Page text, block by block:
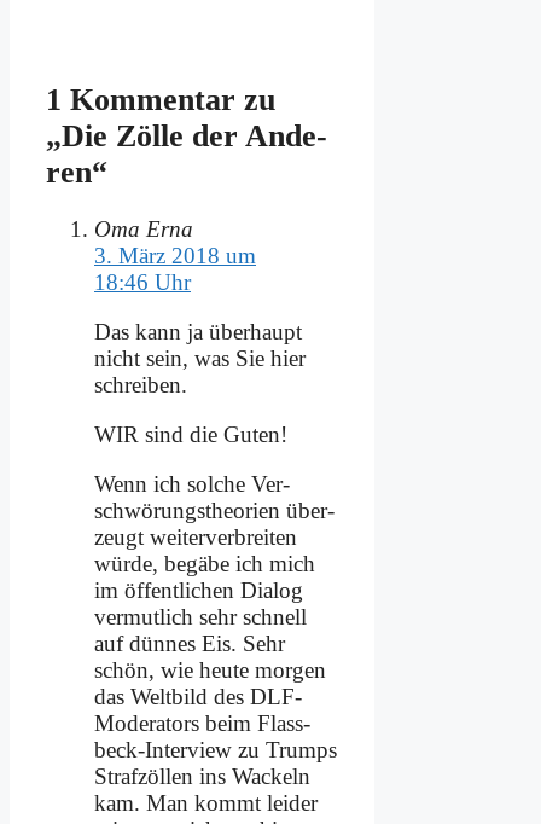
1 Kommentar zu
„Die Zöl­le der An­de­
ren“
Oma Erna
3. März 2018 um
18:46 Uhr
Das kann ja über­haupt
nicht sein, was Sie hier
schrei­ben.
WIR sind die Gu­ten!
Wenn ich sol­che Ver­
schwö­rungs­theo­rien über­
zeugt wei­ter­ver­brei­ten
wür­de, be­gä­be ich mich
im öf­fent­li­chen Dia­log
ver­mut­lich sehr schnell
auf dün­nes Eis. Sehr
schön, wie heu­te mor­gen
das Welt­bild des DLF-
Mo­de­ra­tors beim Flass­
beck-In­ter­view zu Trumps
Straf­zöl­len ins Wackeln
kam. Man kommt lei­der